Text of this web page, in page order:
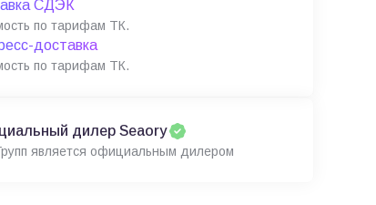
СДЭК
по тарифам ТК.
доставка
по тарифам ТК.
дилер Seaory
является официальным дилером